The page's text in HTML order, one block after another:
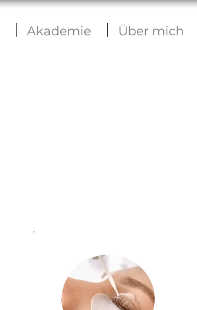
Akademie Über mich